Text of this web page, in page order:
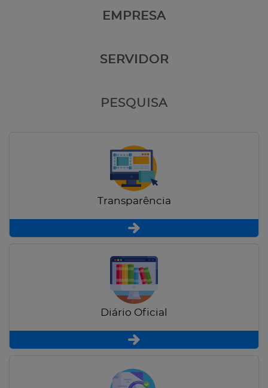
EMPRESA
SERVIDOR
PESQUISA
Transparência
Diário Oficial